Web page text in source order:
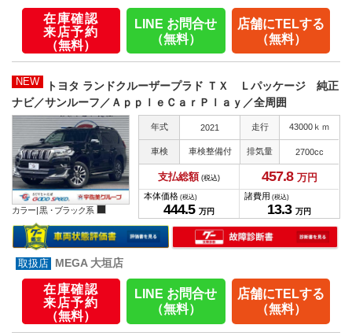
在庫確認
来店予約
（無料）
LINE お問合せ
（無料）
店舗にTELする
（無料）
NEW
トヨタ ランドクルーザープラド ＴＸ Ｌパッケージ 純正
ナビ／サンルーフ／ＡｐｐｌｅＣａｒＰｌａｙ／全周囲
カラー |黒・ブラック系
年式 2021 走行 43000ｋｍ
車検 車検整備付 排気量 2700cc
支払総額 (税込) 457.8 万円
本体価格 (税込)
444.5 万円
諸費用 (税込)
13.3 万円
MEGA 大垣店
在庫確認
来店予約
（無料）
LINE お問合せ
（無料）
店舗にTELする
（無料）